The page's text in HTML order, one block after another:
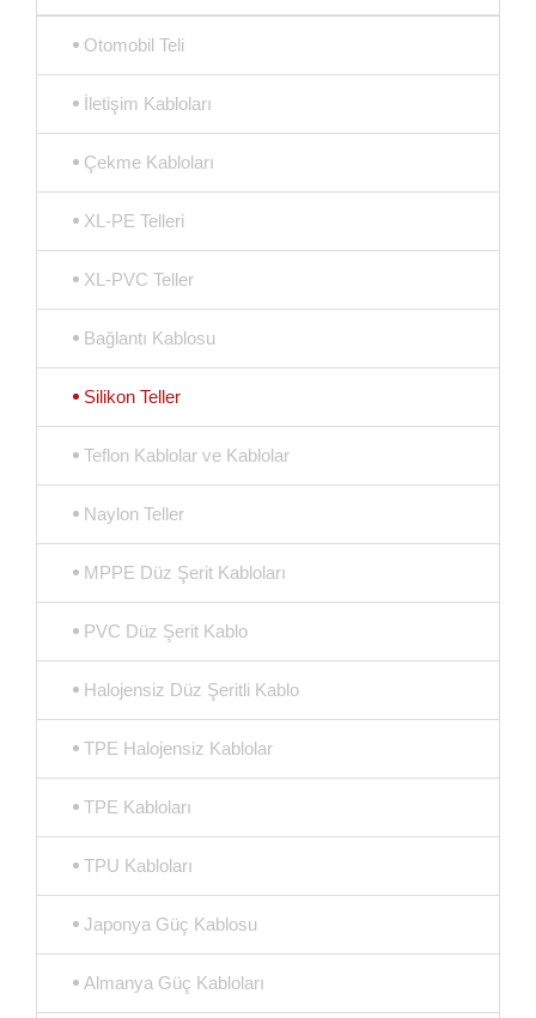
Otomobil Teli
İletişim Kabloları
Çekme Kabloları
XL-PE Telleri
XL-PVC Teller
Bağlantı Kablosu
Silikon Teller
Teflon Kablolar ve Kablolar
Naylon Teller
MPPE Düz Şerit Kabloları
PVC Düz Şerit Kablo
Halojensiz Düz Şeritli Kablo
TPE Halojensiz Kablolar
TPE Kabloları
TPU Kabloları
Japonya Güç Kablosu
Almanya Güç Kabloları